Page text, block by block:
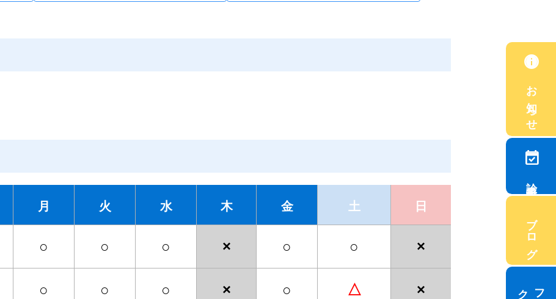
info
お知らせ
event_available
ブログ
ク
月 火 水 木 金 土 日
○ ○ ○ × ○ ○ ×
○ ○ ○ × ○ △ ×